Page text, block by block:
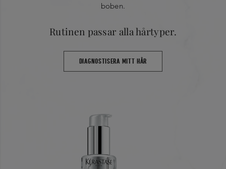
boben.
Rutinen passar alla hårtyper.
DIAGNOSTISERA MITT HÅR